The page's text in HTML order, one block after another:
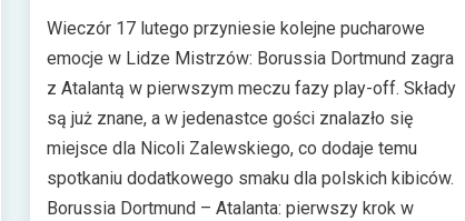
Wieczór 17 lutego przyniesie kolejne pucharowe
emocje w Lidze Mistrzów: Borussia Dortmund zagra
z Atalantą w pierwszym meczu fazy play-off. Składy
są już znane, a w jedenastce gości znalazło się
miejsce dla Nicoli Zalewskiego, co dodaje temu
spotkaniu dodatkowego smaku dla polskich kibiców.
Borussia Dortmund – Atalanta: pierwszy krok w